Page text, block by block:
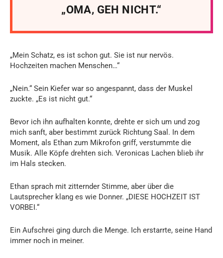
„OMA, GEH NICHT.“
„Mein Schatz, es ist schon gut. Sie ist nur nervös.
Hochzeiten machen Menschen…“
„Nein.“ Sein Kiefer war so angespannt, dass der Muskel
zuckte. „Es ist nicht gut.“
Bevor ich ihn aufhalten konnte, drehte er sich um und zog
mich sanft, aber bestimmt zurück Richtung Saal. In dem
Moment, als Ethan zum Mikrofon griff, verstummte die
Musik. Alle Köpfe drehten sich. Veronicas Lachen blieb ihr
im Hals stecken.
Ethan sprach mit zitternder Stimme, aber über die
Lautsprecher klang es wie Donner. „DIESE HOCHZEIT IST
VORBEI.“
Ein Aufschrei ging durch die Menge. Ich erstarrte, seine Hand
immer noch in meiner.